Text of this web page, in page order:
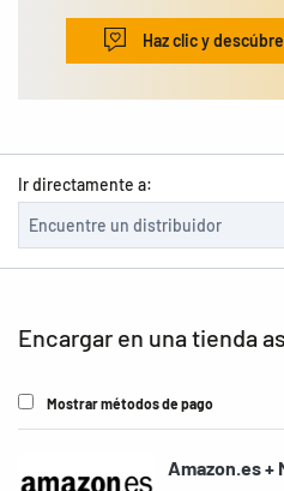
Haz clic y
Ir directamente a:
Encargar en una tienda
Mostrar métodos de pago
Amazon.es +